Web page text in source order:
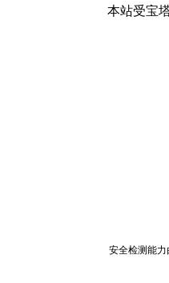
本站受宝
安全检测能力